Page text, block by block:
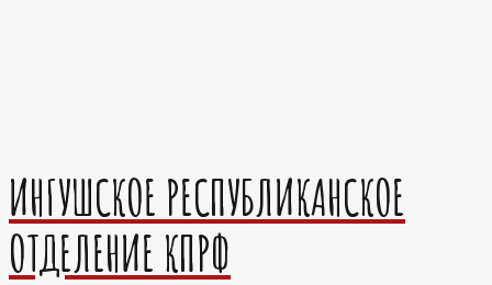
ИНГУШСКОЕ РЕСПУБЛИКАНСКОЕ
ОТДЕЛЕНИЕ КПРФ